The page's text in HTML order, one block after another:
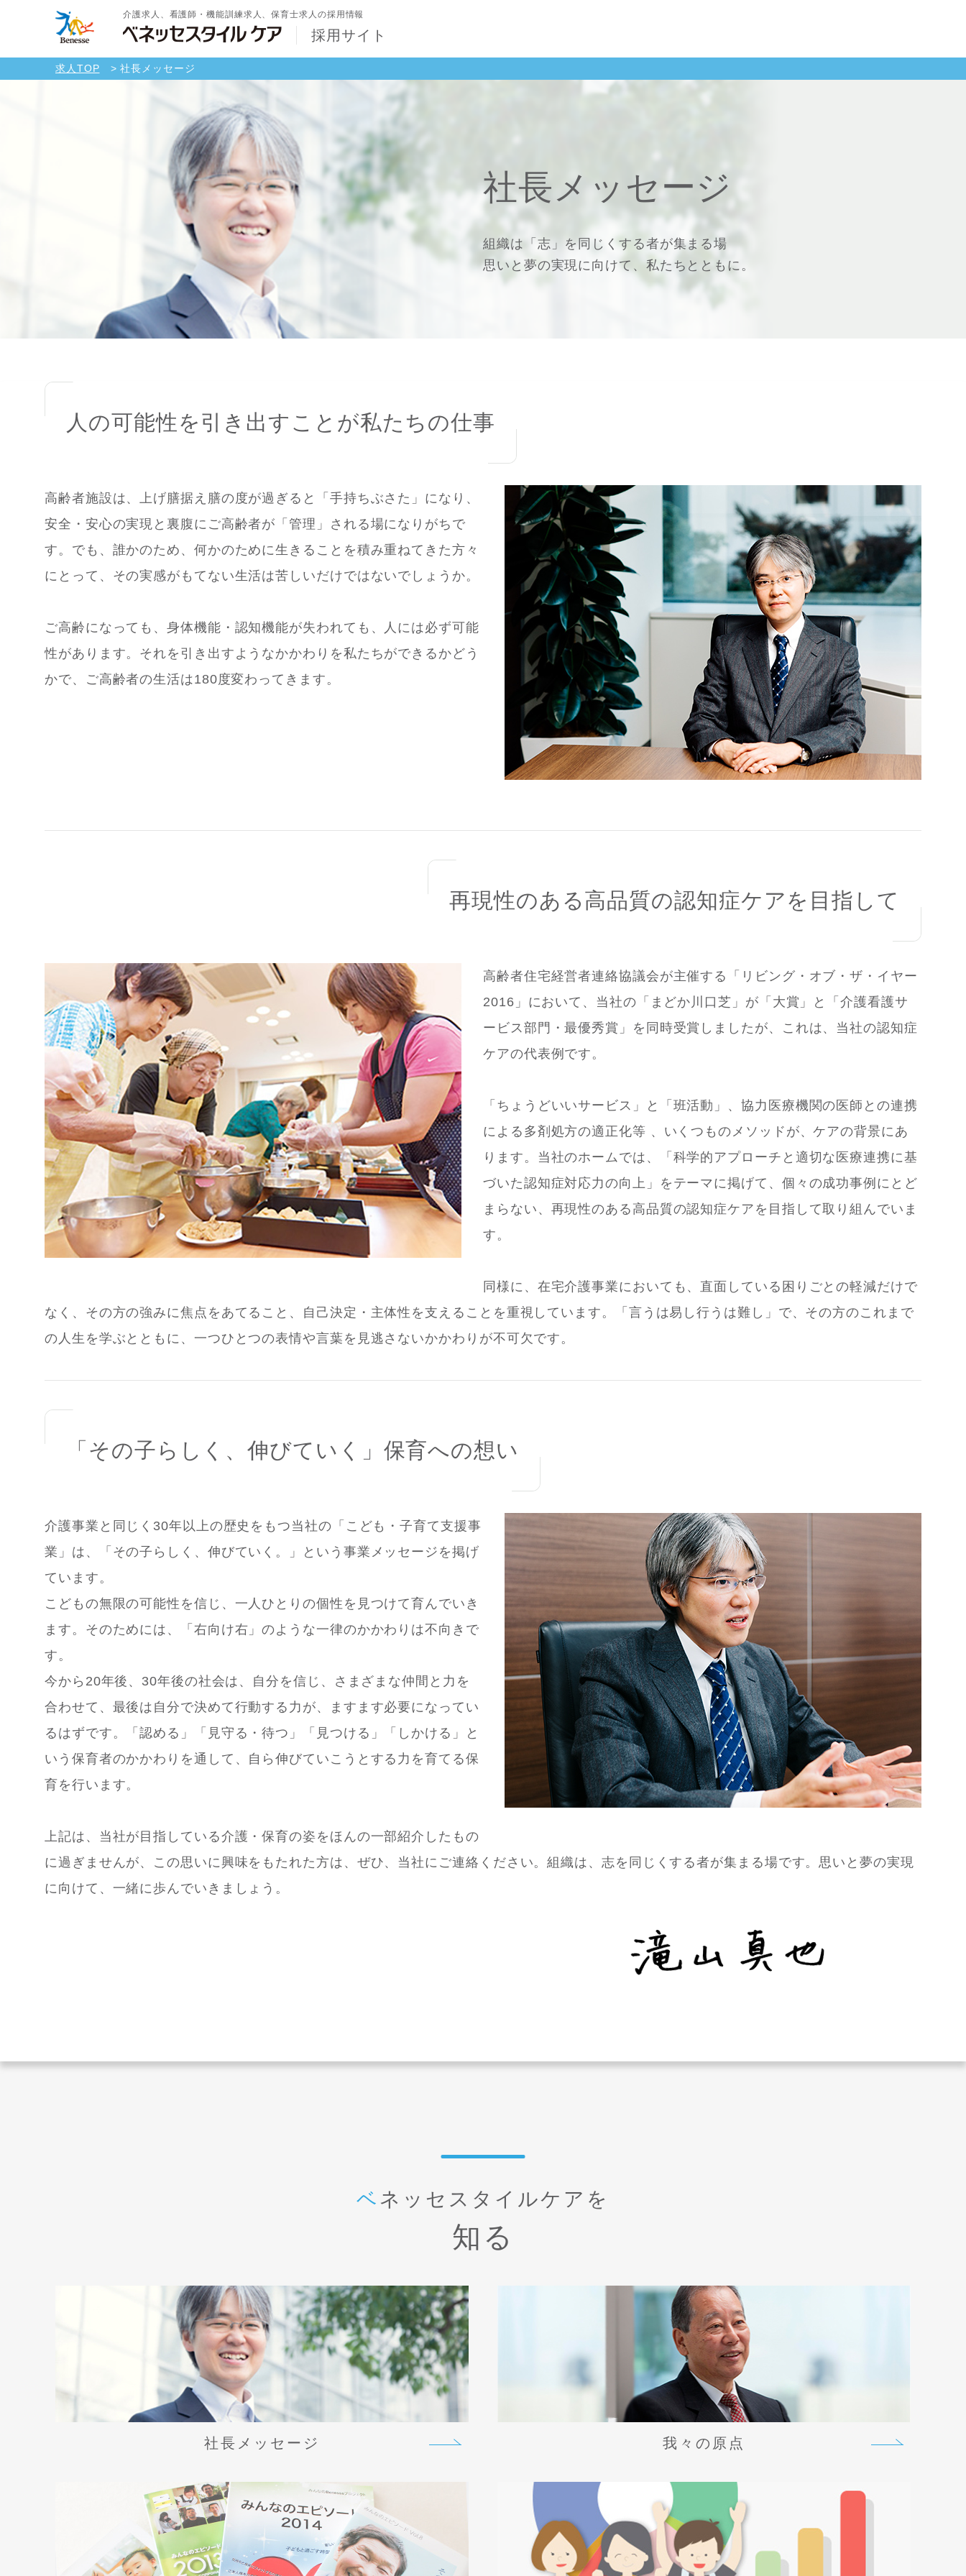
介護求人、看護師・機能訓練求人、保育士求人の採用情報
採用サイト
求人TOP 社長メッセージ
社長 メッセージ
組織は「志」を同じくする者が集まる場
思いと夢の実現に向けて、私たちとともに。
人の可能性を引き出すことが私たちの仕事
高齢者施設は、上げ膳据え膳の度が過ぎると「手持ちぶさた」になり、
安全・安心の実現と裏腹にご高齢者が「管理」される場になりがちで
す。でも、誰かのため、何かのために生きることを積み重ねてきた方々
にとって、その実感がもてない生活は苦しいだけではないでしょうか。
ご高齢になっても、身体機能・認知機能が失われても、人には必ず可能
性があります。それを引き出すようなかかわりを私たちができるかどう
かで、ご高齢者の生活は180度変わってきます。
再現性のある高品質の認知症ケアを目指して
高齢者住宅経営者連絡協議会が主催する「リビング・オブ・ザ・イヤー
2016」において、当社の「まどか川口芝」が「大賞」と「介護看護サ
ービス部門・最優秀賞」を同時受賞しましたが、これは、当社の認知症
ケアの代表例です。
「ちょうどいいサービス」と「班活動」、協力医療機関の医師との連携
による多剤処方の適正化等 、いくつものメソッドが、ケアの背景にあ
ります。当社のホームでは、「科学的アプローチと適切な医療連携に基
づいた認知症対応力の向上」をテーマに掲げて、個々の成功事例にとど
まらない、再現性のある高品質の認知症ケアを目指して取り組んでいま
す。
同様に、在宅介護事業においても、直面している困りごとの軽減だけで
なく、その方の強みに焦点をあてること、自己決定・主体性を支えることを重視しています。「言うは易し行うは難し」で、その方のこれまで
の人生を学ぶとともに、一つひとつの表情や言葉を見逃さないかかわりが不可欠です。
「その子らしく、伸びていく」保育への想い
介護事業と同じく30年以上の歴史をもつ当社の「こども・子育て支援事
業」は、「その子らしく、伸びていく。」という事業メッセージを掲げ
ています。
こどもの無限の可能性を信じ、一人ひとりの個性を見つけて育んでいき
ます。そのためには、「右向け右」のような一律のかかわりは不向きで
す。
今から20年後、30年後の社会は、自分を信じ、さまざまな仲間と力を
合わせて、最後は自分で決めて行動する力が、ますます必要になってい
るはずです。「認める」「見守る・待つ」「見つける」「しかける」と
いう保育者のかかわりを通して、自ら伸びていこうとする力を育てる保
育を行います。
上記は、当社が目指している介護・保育の姿をほんの一部紹介したもの
に過ぎませんが、この思いに興味をもたれた方は、ぜひ、当社にご連絡ください。組織は、志を同じくする者が集まる場です。思いと夢の実現
に向けて、一緒に歩んでいきましょう。
ベネッセスタイルケアを
知る
社⻑メッセージ 我々の原点